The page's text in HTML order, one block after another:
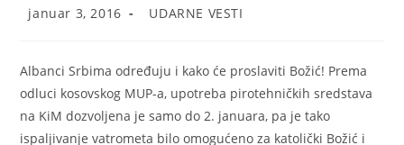
Post
published:
januar 3, 2016
Post
UDARNE VESTI
Albanci Srbima određuju i kako će proslaviti Božić! Prema
odluci kosovskog MUP-a, upotreba pirotehničkih sredstava
na KiM dozvoljena je samo do 2. januara, pa je tako
ispaljivanje vatrometa bilo omogućeno za katolički Božić i